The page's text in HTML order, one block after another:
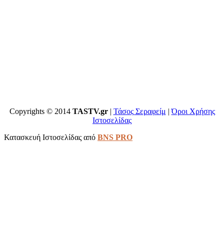
Copyrights © 2014 TASTV.gr| Τάσος Σεραφείμ |Όροι Χρήσης
Ιστοσελίδας
Κατασκευή Ιστοσελίδας από BNS PRO